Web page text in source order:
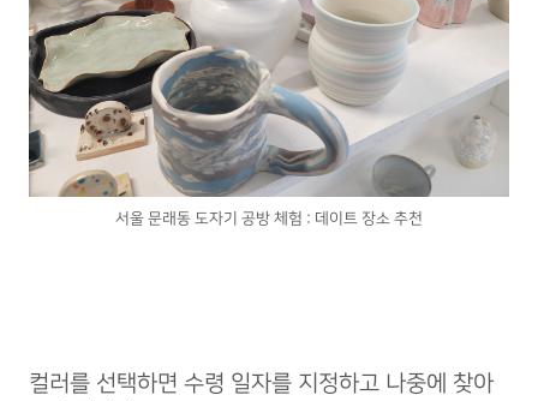
서울 문래동 도자기 공방 체험 : 데이트 장소 추천
컬러를 선택하면 수령 일자를 지정하고 나중에 찾아